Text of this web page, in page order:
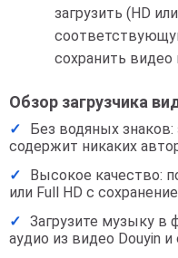
загрузить (HD
сохранить видео
Обзор загрузчика
Без водяных
содержит никаких
Высокое качество:
или Full HD с
Загрузите музыку в
аудио из видео Douyin